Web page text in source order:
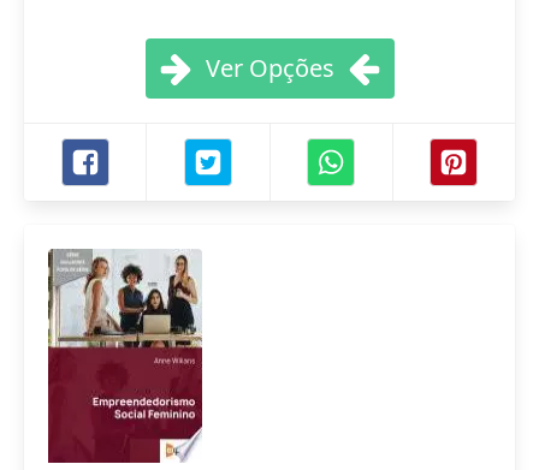
Ver Opções